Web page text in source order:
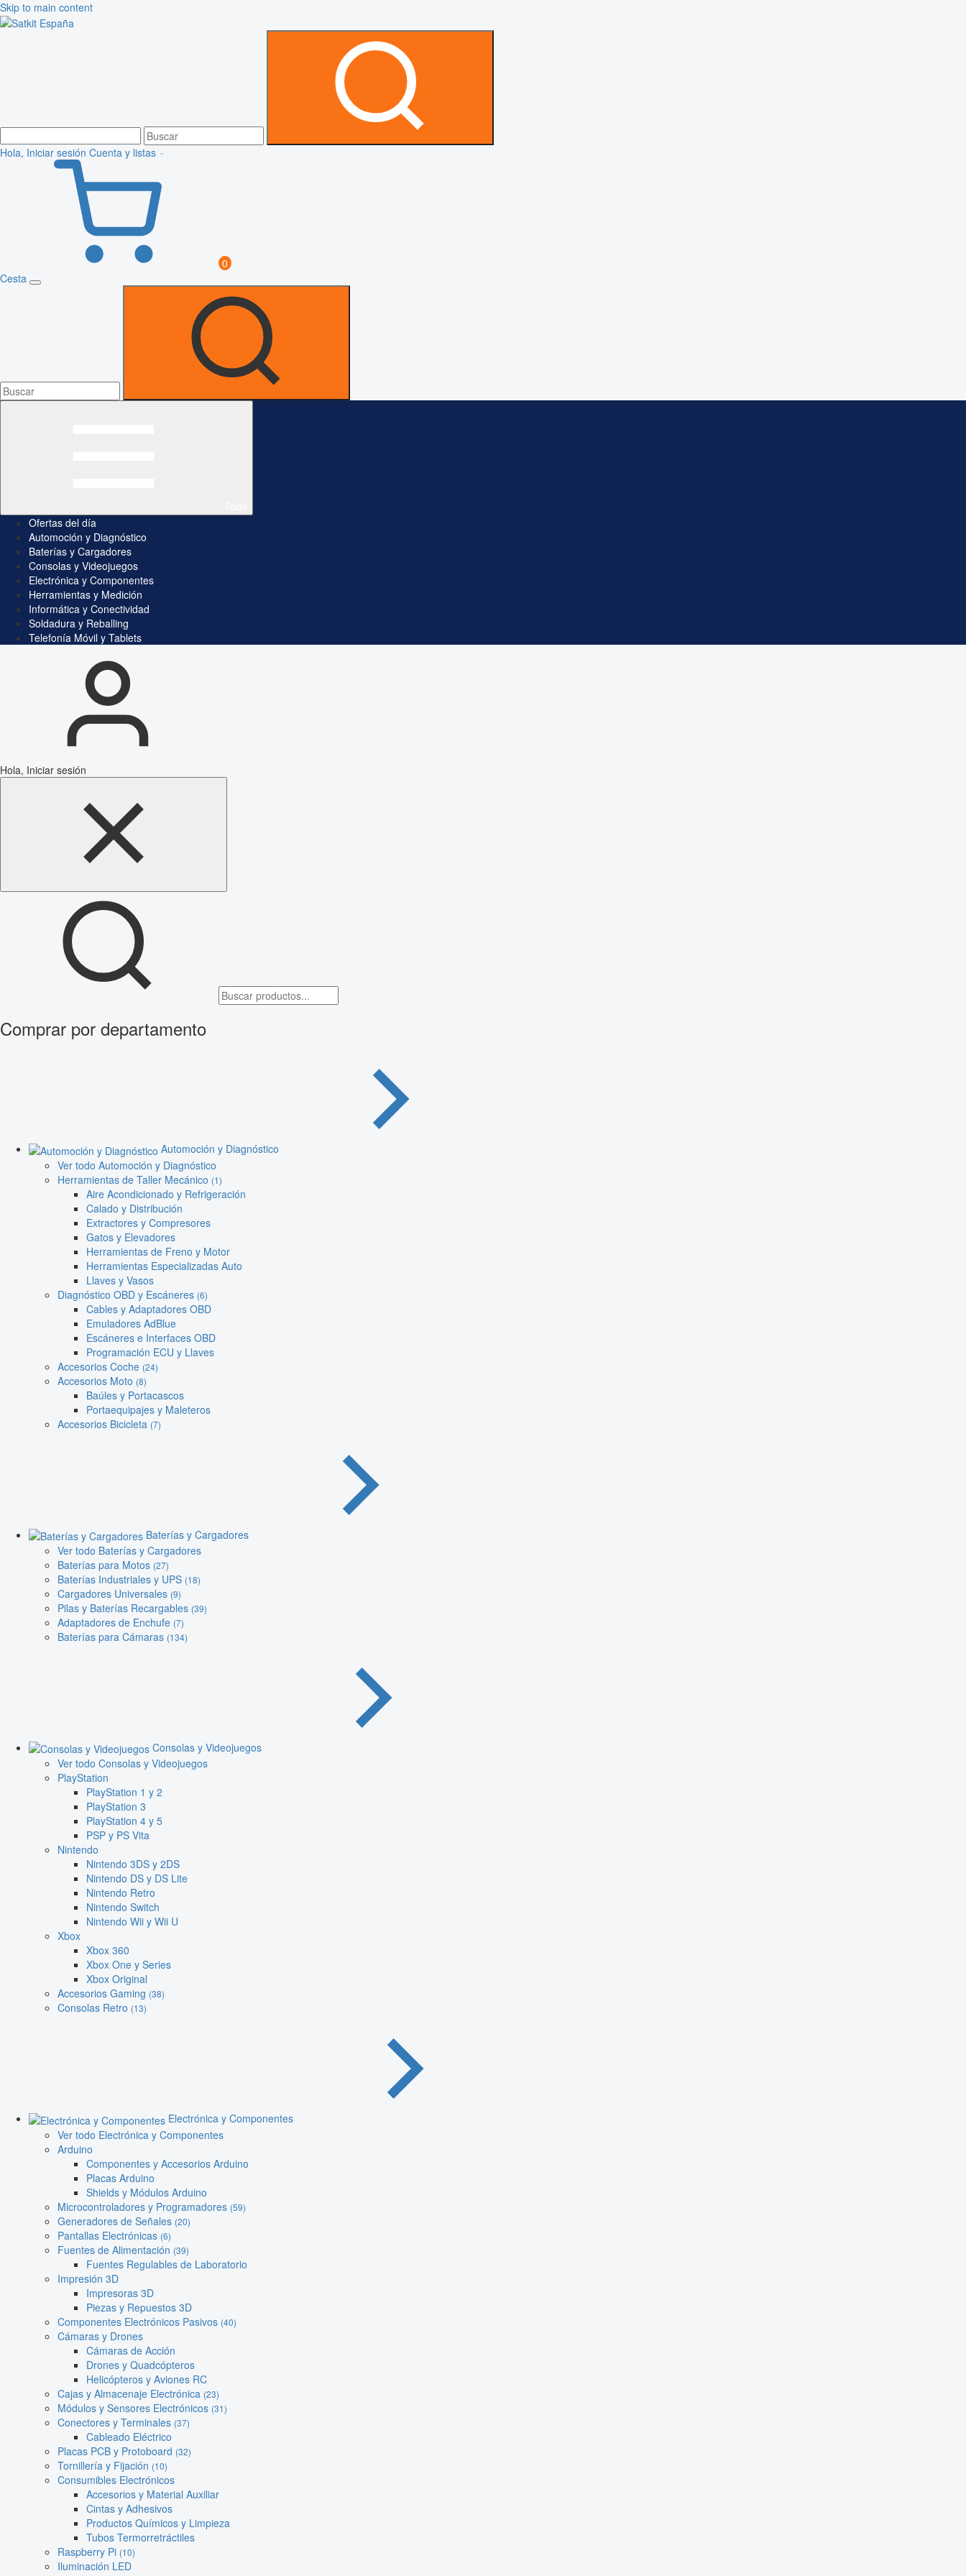
Skip to main content
Hola, Iniciar sesión Cuenta y listas
0
Cesta
Ofertas del día
Automoción y Diagnóstico
Baterías y Cargadores
Consolas y Videojuegos
Electrónica y Componentes
Herramientas y Medición
Informática y Conectividad
Soldadura y Reballing
Telefonía Móvil y Tablets
Hola, Iniciar sesión
Comprar por departamento
Automoción y Diagnóstico
Ver todo Automoción y Diagnóstico
Herramientas de Taller Mecánico (1)
Aire Acondicionado y Refrigeración
Calado y Distribución
Extractores y Compresores
Gatos y Elevadores
Herramientas de Freno y Motor
Herramientas Especializadas Auto
Llaves y Vasos
Diagnóstico OBD y Escáneres (6)
Cables y Adaptadores OBD
Emuladores AdBlue
Escáneres e Interfaces OBD
Programación ECU y Llaves
Accesorios Coche (24)
Accesorios Moto (8)
Baúles y Portacascos
Portaequipajes y Maleteros
Accesorios Bicicleta (7)
Baterías y Cargadores
Ver todo Baterías y Cargadores
Baterías para Motos (27)
Baterías Industriales y UPS (18)
Cargadores Universales (9)
Pilas y Baterías Recargables (39)
Adaptadores de Enchufe (7)
Baterías para Cámaras (134)
Consolas y Videojuegos
Ver todo Consolas y Videojuegos
PlayStation
PlayStation 1 y 2
PlayStation 3
PlayStation 4 y 5
PSP y PS Vita
Nintendo
Nintendo 3DS y 2DS
Nintendo DS y DS Lite
Nintendo Retro
Nintendo Switch
Nintendo Wii y Wii U
Xbox
Xbox 360
Xbox One y Series
Xbox Original
Accesorios Gaming (38)
Consolas Retro (13)
Electrónica y Componentes
Ver todo Electrónica y Componentes
Arduino
Componentes y Accesorios Arduino
Placas Arduino
Shields y Módulos Arduino
Microcontroladores y Programadores (59)
Generadores de Señales (20)
Pantallas Electrónicas (6)
Fuentes de Alimentación (39)
Fuentes Regulables de Laboratorio
Impresión 3D
Impresoras 3D
Piezas y Repuestos 3D
Componentes Electrónicos Pasivos (40)
Cámaras y Drones
Cámaras de Acción
Drones y Quadcópteros
Helicópteros y Aviones RC
Cajas y Almacenaje Electrónica (23)
Módulos y Sensores Electrónicos (31)
Conectores y Terminales (37)
Cableado Eléctrico
Placas PCB y Protoboard (32)
Tornillería y Fijación (10)
Consumibles Electrónicos
Accesorios y Material Auxiliar
Cintas y Adhesivos
Productos Químicos y Limpieza
Tubos Termorretráctiles
Raspberry Pi (10)
Iluminación LED